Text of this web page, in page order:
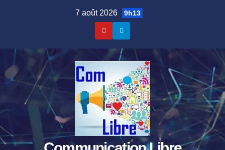
7 août 2026 9h13